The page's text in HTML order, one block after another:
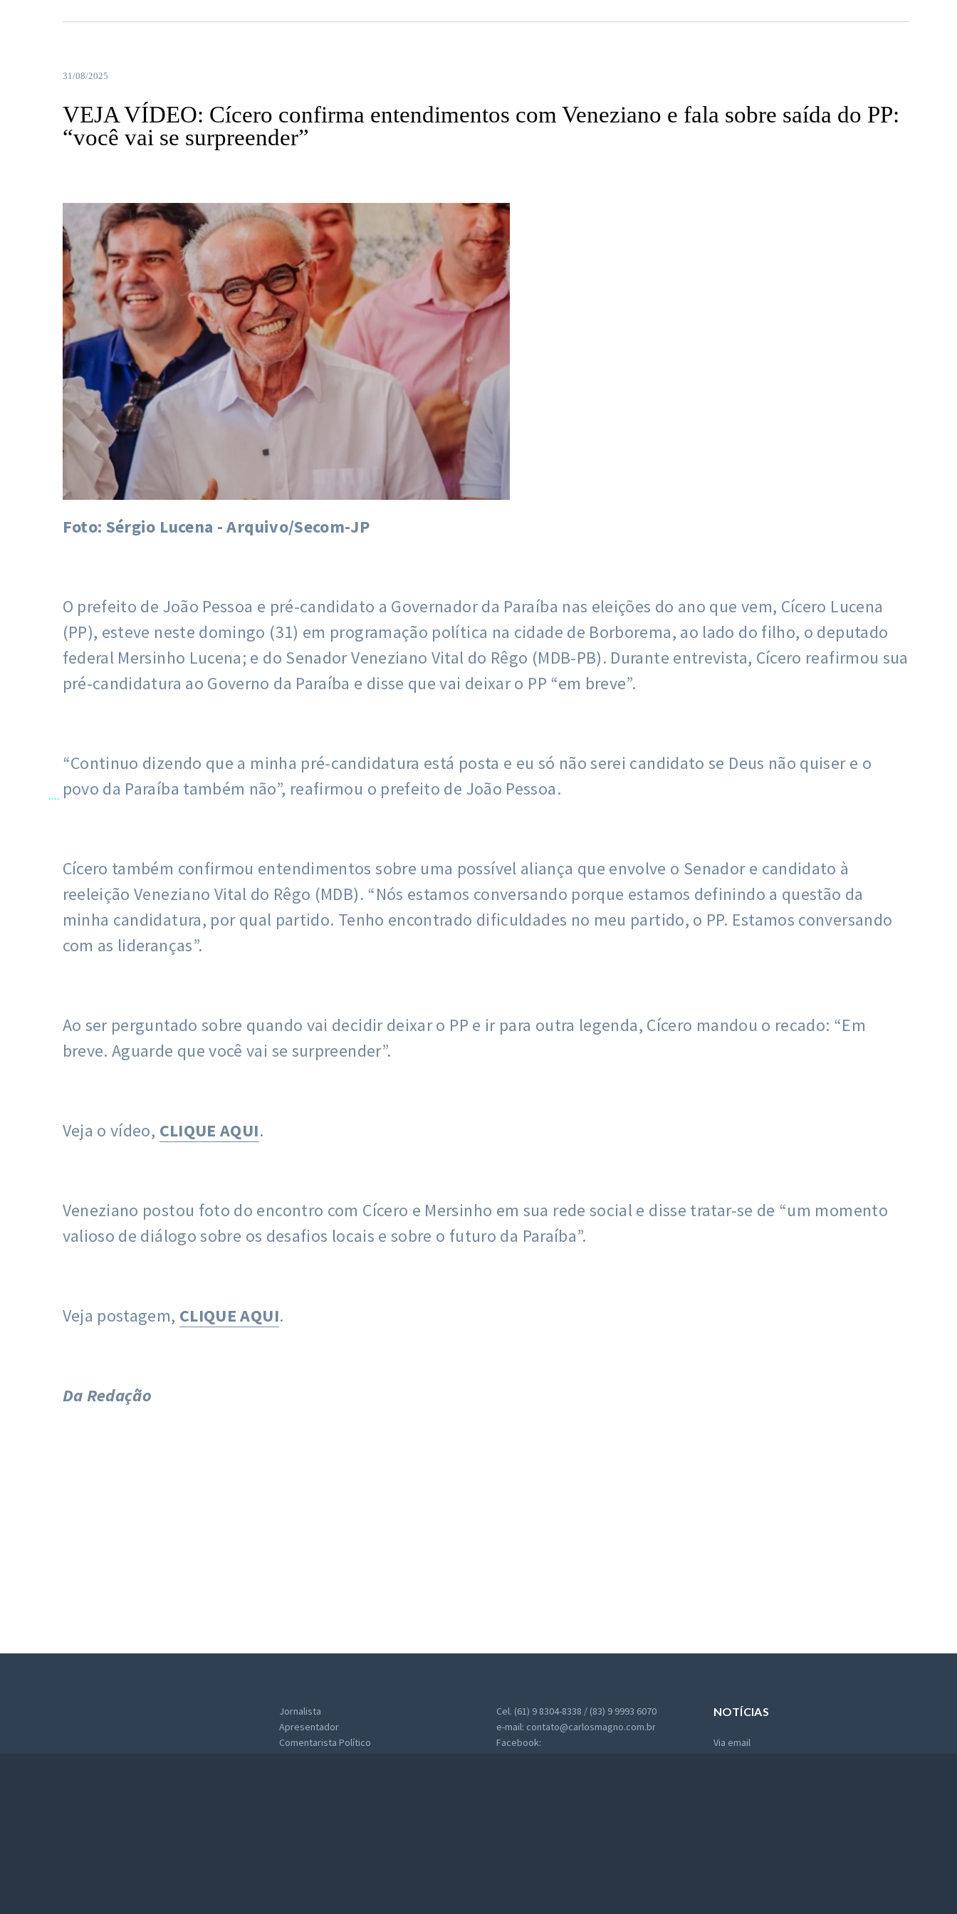
....
31/08/2025
VEJA VÍDEO: Cícero confirma entendimentos com Veneziano e fala sobre saída do PP:
“você vai se surpreender”
Foto: Sérgio Lucena - Arquivo/Secom-JP
O prefeito de João Pessoa e pré-candidato a Governador da Paraíba nas eleições do ano que vem, Cícero Lucena
(PP), esteve neste domingo (31) em programação política na cidade de Borborema, ao lado do filho, o deputado
federal Mersinho Lucena; e do Senador Veneziano Vital do Rêgo (MDB-PB). Durante entrevista, Cícero reafirmou sua
pré-candidatura ao Governo da Paraíba e disse que vai deixar o PP “em breve”.
“Continuo dizendo que a minha pré-candidatura está posta e eu só não serei candidato se Deus não quiser e o
povo da Paraíba também não”, reafirmou o prefeito de João Pessoa.
Cícero também confirmou entendimentos sobre uma possível aliança que envolve o Senador e candidato à
reeleição Veneziano Vital do Rêgo (MDB). “Nós estamos conversando porque estamos definindo a questão da
minha candidatura, por qual partido. Tenho encontrado dificuldades no meu partido, o PP. Estamos conversando
com as lideranças”.
Ao ser perguntado sobre quando vai decidir deixar o PP e ir para outra legenda, Cícero mandou o recado: “Em
breve. Aguarde que você vai se surpreender”.
Veja o vídeo, CLIQUE AQUI.
Veneziano postou foto do encontro com Cícero e Mersinho em sua rede social e disse tratar-se de “um momento
valioso de diálogo sobre os desafios locais e sobre o futuro da Paraíba”.
Veja postagem, CLIQUE AQUI.
Da Redação
Jornalista
Apresentador
Comentarista Político
Cel. (61) 9 8304-8338 / (83) 9 9993 6070
e-mail: contato@carlosmagno.com.br
Facebook:
NOTÍCIAS
Via email